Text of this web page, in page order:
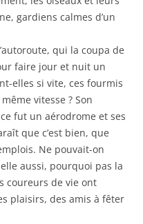
gardiens calmes d’un
qui la coupa de
faire jour et nuit un
elles si vite, ces fourmis
vitesse ? Son
fut un aéro­drome et ses
que c’est bien, que
Ne pouvait-on
aussi, pourquoi pas la
coureurs de vie ont
plaisirs, des amis à fêter